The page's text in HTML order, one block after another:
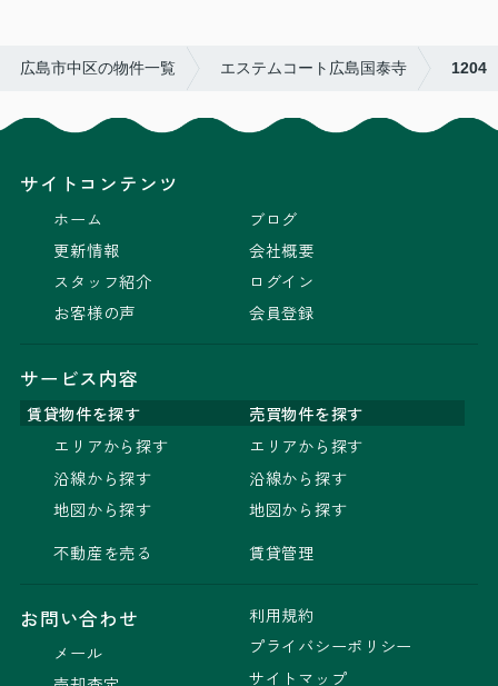
広島市中区の物件一覧 エステムコート広島国泰寺 1204
サイトコンテンツ
ホーム
更新情報
スタッフ紹介
お客様の声
ブログ
会社概要
ログイン
会員登録
サービス内容
賃貸物件を探す
売買物件を探す
エリアから探す
沿線から探す
地図から探す
不動産を売る
エリアから探す
沿線から探す
地図から探す
賃貸管理
お問い合わせ
メール
利用規約
プライバシーポリシー
サイトマップ